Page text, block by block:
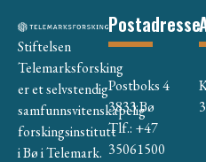
Stiftelsen
Telemarksforsking
er et selvstendig
samfunnsvitenskapelig
forskingsinstitutt
i Bø i Telemark.
Postadresse
Postboks 4
3833 Bø
Tlf.: +47
35061500